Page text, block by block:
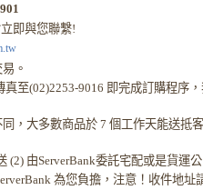
即與您聯繫!
。
至(02)2253-9016 即完成訂購程序
，大多數商品於 7 個工作天能送抵
(2) 由ServerBank委託宅配或是貨運
為您負擔，注意！收件地址